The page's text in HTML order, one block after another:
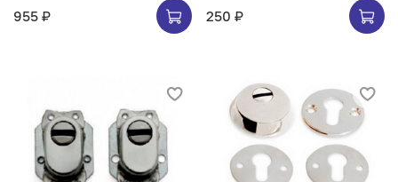
955 ₽
250 ₽